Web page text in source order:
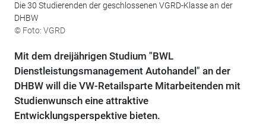
Die 30 Studierenden der geschlossenen VGRD-Klasse an der
DHBW
© Foto: VGRD
Mit dem dreijährigen Studium "BWL
Dienstleistungsmanagement Autohandel" an der
DHBW will die VW-Retailsparte Mitarbeitenden mit
Studienwunsch eine attraktive
Entwicklungsperspektive bieten.